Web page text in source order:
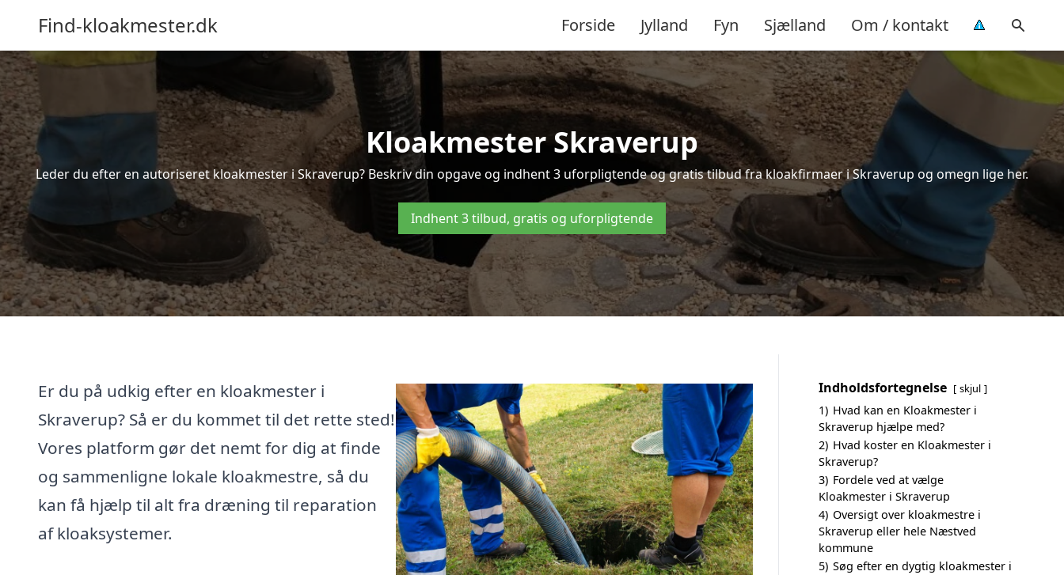
Find-kloakmester.dk Forside Jylland Fyn Sjælland Om / kontakt
Kloakmester Skraverup
Leder du efter en autoriseret kloakmester i Skraverup? Beskriv din opgave og indhent 3 uforpligtende og gratis tilbud fra kloakfirmaer i Skraverup og omegn lige her.
Indhent 3 tilbud, gratis og uforpligtende
Er du på udkig efter en kloakmester i
Skraverup? Så er du kommet til det rette sted!
Vores platform gør det nemt for dig at finde
og sammenligne lokale kloakmestre, så du
kan få hjælp til alt fra dræning til reparation
af kloaksystemer.
Indholdsfortegnelse skjul
1) Hvad kan en Kloakmester i
Skraverup hjælpe med?
2) Hvad koster en Kloakmester i
Skraverup?
3) Fordele ved at vælge
Kloakmester i Skraverup
4) Oversigt over kloakmestre i
Skraverup eller hele Næstved
kommune
5) Søg efter en dygtig kloakmester i